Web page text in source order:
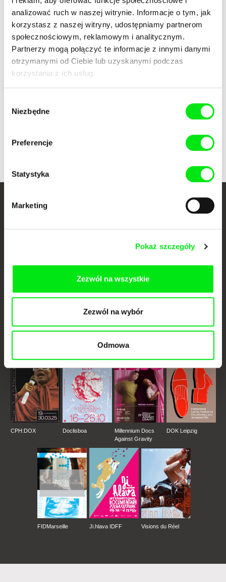
analizować ruch w naszej witrynie. Informacje o tym, jak
korzystasz z naszej witryny, udostępniamy partnerom
społecznościowym, reklamowym i analitycznym.
Partnerzy mogą połączyć te informacje z innymi danymi
otrzymanymi od Ciebie lub uzyskanymi podczas
korzystania z ich usług.
zgody
Niezbędne
Preferencje
Statystyka
Marketing
Pokaż szczegóły
Zezwól na wszystkie
Zezwól na wybór
Odmowa
Claire Atherton
Ji.hlava prezentuje:
Masterclass Claire Atherton
dokumentalne online
Nowe festiwalowe filmy
każdego tygodnia
Portal DAFilms.pl powstał w wyniku inicjatywy Doc Alliance, kreatywnej
jest przesuwać granice filmu dokumentalnego, wspierać jego
Członkowie Doc Alliance
CPH:DOX Doclisboa
Millennium Docs
Against Gravity
DOK Leipzig
FIDMarseille Ji.hlava IDFF Visions du Réel